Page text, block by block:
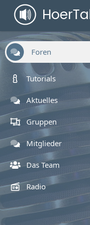
Foren
Neue Beiträge
Foren durchsuchen
Tutorials
Aktuelles
Gruppen
Gruppe suchen
Mitglieder
Registrierte Mitglieder
Zurzeit aktive Besucher
Das Team
Radio